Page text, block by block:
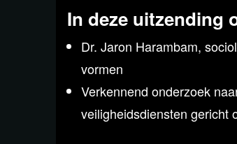
In deze uitzending
Dr. Jaron Harambam,
vormen
Verkennend onderzoek
veiligheidsdiensten gericht